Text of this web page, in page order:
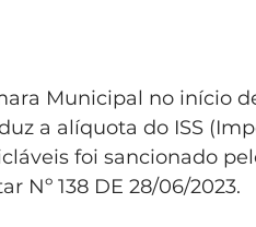
Municipal no início
a alíquota do ISS
foi sancionado
Nº 138 DE 28/06/2023.